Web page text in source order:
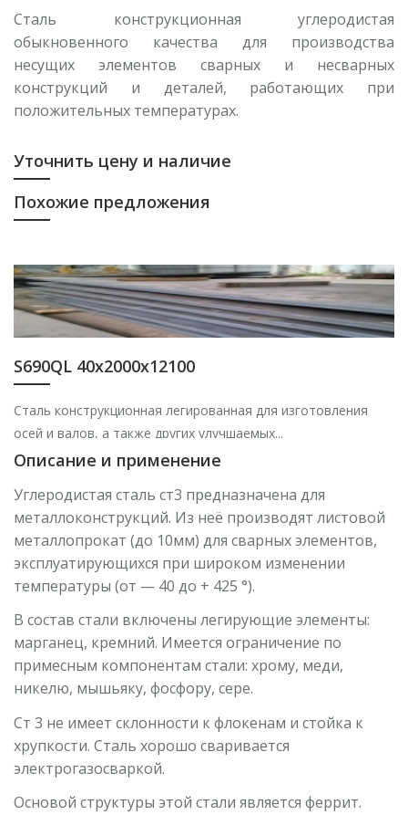
Сталь конструкционная углеродистая
обыкновенного качества для производства
несущих элементов сварных и несварных
конструкций и деталей, работающих при
положительных температурах.
Уточнить цену и наличие
Похожие предложения
S690QL 40х2000х12100
Сталь конструкционная легированная для изготовления
осей и валов, а также других улучшаемых...
14мм 2500х12000 15ХСНД
Сталь конструкционная низколегированная для сварных
конструкций. Для получения качественных...
Описание и применение
Углеродистая сталь ст3 предназначена для
металлоконструкций. Из неё производят листовой
металлопрокат (до 10мм) для сварных элементов,
эксплуатирующихся при широком изменении
температуры (от — 40 до + 425 °).
В состав стали включены легирующие элементы:
марганец, кремний. Имеется ограничение по
примесным компонентам стали: хрому, меди,
никелю, мышьяку, фосфору, сере.
Ст 3 не имеет склонности к флокенам и стойка к
хрупкости. Сталь хорошо сваривается
электрогазосваркой.
Основой структуры этой стали является феррит.